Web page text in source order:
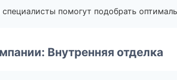
помогут подобрать
Внутренняя отделка